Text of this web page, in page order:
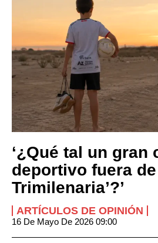
‘¿Qué tal un gran
deportivo fuera de
Trimilenaria’?’
ARTÍCULOS DE OPINIÓN
16 De Mayo De 2026 09:00